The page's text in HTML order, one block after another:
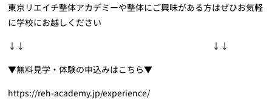
東京リエイチ整体アカデミーや整体にご興味がある方はぜひお気軽
に学校にお越しください
↓↓ ↓↓
▼無料見学・体験の申込みはこちら▼
https://reh-academy.jp/experience/